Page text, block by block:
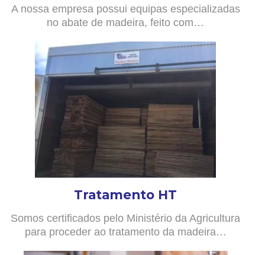
A nossa empresa possui equipas especializadas
no abate de madeira, feito com…
Tratamento HT
Somos certificados pelo Ministério da Agricultura
para proceder ao tratamento da madeira…